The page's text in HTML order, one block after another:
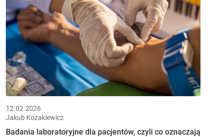
12.02.2026
Jakub Kozakiewicz
Badania laboratoryjne dla pacjentów, czyli co oznaczają